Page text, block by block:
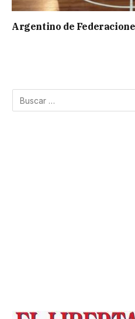
Argentino de